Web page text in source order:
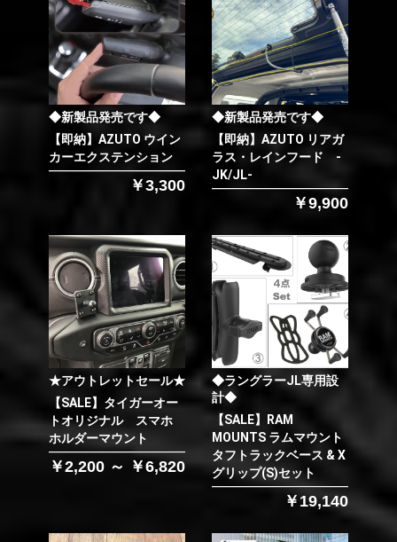
◆新製品発売です◆
【即納】AZUTO ウイン
カーエクステンション
￥3,300
◆新製品発売です◆
【即納】AZUTO リアガ
ラス・レインフード -
JK/JL-
￥9,900
★アウトレットセール★
【SALE】タイガーオー
トオリジナル スマホ
ホルダーマウント
￥2,200 ～ ￥6,820
◆ラングラーJL専用設
計◆
【SALE】RAM
MOUNTS ラムマウント
タフトラックベース & X
グリップ(S)セット
￥19,140